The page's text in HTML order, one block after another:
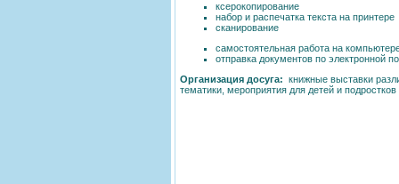
ксерокопирование
набор и распечатка текста на принтере
сканирование
самостоятельная работа на
отправка документов по электронной
Организация досуга: книжные выставки
тематики, мероприятия для детей и подростков